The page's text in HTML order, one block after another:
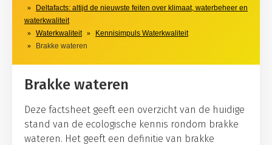
Deltafacts: altijd de nieuwste feiten over klimaat, waterbeheer en
waterkwaliteit
Waterkwaliteit
Kennisimpuls Waterkwaliteit
Brakke wateren
Brakke wateren
Deze factsheet geeft een overzicht van de huidige
stand van de ecologische kennis rondom brakke
wateren. Het geeft een definitie van brakke